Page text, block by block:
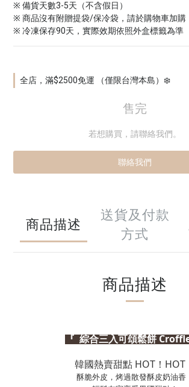
※ 備貨天數3-5天（不含假日）
※ 商品沒有附贈提袋/保冷袋，請於購物車加購
※ 冷凍保存90天，實際效期依照外盒標籤為準
全店，滿$2500免運 （僅限台灣本島）❄️
售完
若想購買，請聯絡我們。
聯絡我們
商品描述
送貨及付款
方式
商品描述
『綜合三入可頌鬆餅
韓國熱賣甜點 HOT！HOT
酥脆外皮，烤過散發酥皮奶油香